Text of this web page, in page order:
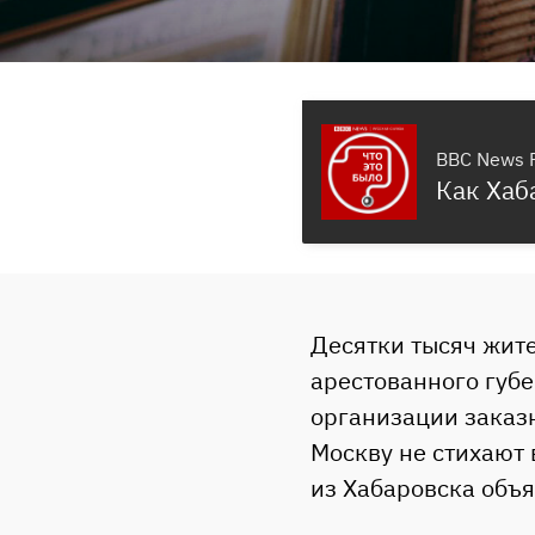
BBC News
Как
Десятки тысяч
арестованного
организации
Москву не стихают
из Хабаровска